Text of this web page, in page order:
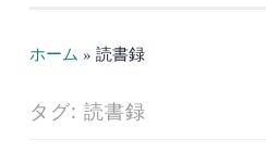
ホーム » 読書録
タグ: 読書録